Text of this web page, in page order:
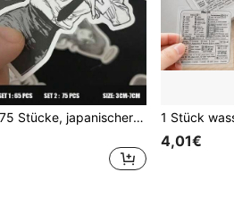
65 Stücke/75 Stücke, japanischer Anime, Asa Mitaka/Denji/Fami, Otaku Lieblings-Anime, Schwarz-Weiß Original-Kunstaufkleber, Otaku-Kulturenthusiasten, PVC-Aufkleber, wasserfeste Oberfläche, geeignet für Gepäck, Laptop, Handy, perfektes Geschenk für Freunde und Familie
4,01€